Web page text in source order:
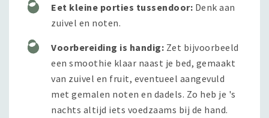
Eet kleine porties tussendoor: Denk aan
zuivel en noten.
Voorbereiding is handig: Zet bijvoorbeeld
een smoothie klaar naast je bed, gemaakt
van zuivel en fruit, eventueel aangevuld
met gemalen noten en dadels. Zo heb je 's
nachts altijd iets voedzaams bij de hand.